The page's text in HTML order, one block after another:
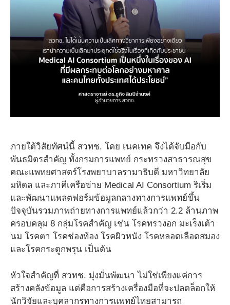
ภายใต้วิสัยทัศน์นี้ สวทช. โดย เนคเทค จึงได้จับมือกับ
พันธมิตรสำคัญ ทั้งกรมการแพทย์ กระทรวงสาธารณสุข
คณะแพทยศาสตร์โรงพยาบาลรามาธิบดี มหาวิทยาลัย
มหิดล และภาคีเครือข่าย Medical AI Consortium ริเริ่ม
และพัฒนาแพลตฟอร์มข้อมูลกลางทางการแพทย์ขึ้น
ปัจจุบันรวมภาพถ่ายทางการแพทย์แล้วกว่า 2.2 ล้านภาพ
ครอบคลุม 8 กลุ่มโรคสำคัญ เช่น โรคทรวงอก มะเร็งเต้า
นม โรคตา โรคช่องท้อง โรคผิวหนัง โรคหลอดเลือดสมอง
และโรคกระดูกพรุน เป็นต้น
หัวใจสำคัญที่ สวทช. มุ่งมั่นพัฒนา ไม่ใช่เพียงแค่การ
สร้างคลังข้อมูล แต่คือการสร้างเครื่องมือที่จะปลดล็อกให้
นักวิจัยและบุคลากรทางการแพทย์ไทยสามารถ